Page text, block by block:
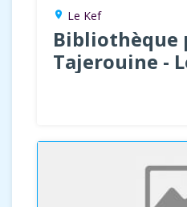
location_on Le Kef
Bibliothèque
Tajerouine -